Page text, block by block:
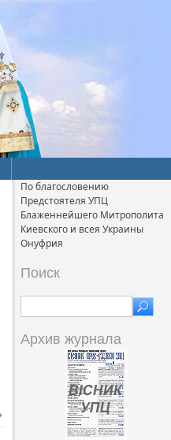
По благословению
Предстоятеля УПЦ
Блаженнейшего Митрополита
Киевского и всея Украины
Онуфрия
Поиск
Архив журнала